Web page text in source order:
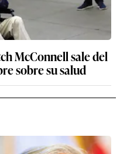
McConnell sale del
sobre su salud